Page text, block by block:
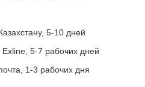
5-10 дней
5-7 рабочих дней
1-3 рабочих дня